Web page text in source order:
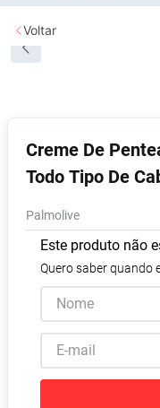
Creme De
Todo Tipo De
Palmolive
Este produto não
Quero saber quando
Voltar
1º Fralda
2
6º Shampoo
7º Desodorante
8º Absorvente
9º Lavitan
10º Vitamina D